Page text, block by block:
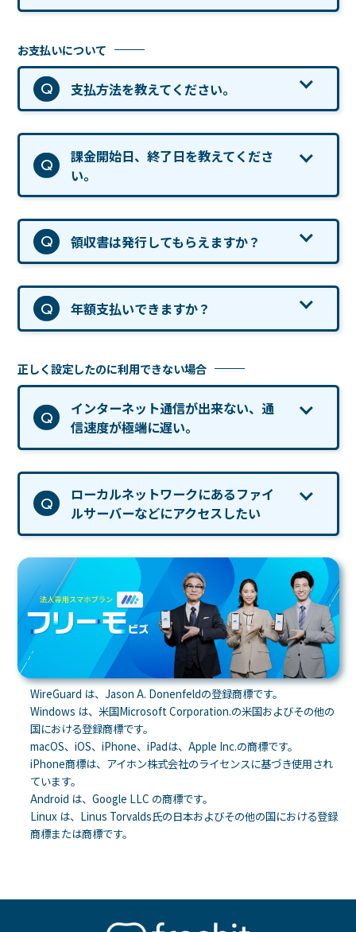
WIREGUARD 設定方法
お支払いについて
支払方法を教えてください。
課金開始日、終了日を教えてくださ
い。
領収書は発行してもらえますか？
年額支払いできますか？
正しく設定したのに利用できない場合
インターネット通信が出来ない、通
信速度が極端に遅い。
ローカルネットワークにあるファイ
ルサーバーなどにアクセスしたい
①WireGuardを開き、右下の編集ボタンを押
WireGuard は、Jason A. Donenfeldの登録商標です。
Windows は、米国Microsoft Corporation.の米国およびその他の
国における登録商標です。
macOS、iOS、iPhone、iPadは、Apple Inc.の商標です。
iPhone商標は、アイホン株式会社のライセンスに基づき使用され
ています。
Android は、Google LLC の商標です。
Linux は、Linus Torvalds氏の日本およびその他の国における登録
商標または商標です。